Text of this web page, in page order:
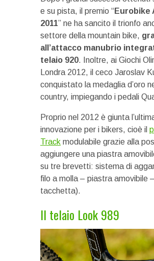
e su pista, il premio “Eurobike
2011” ne ha sancito il trionfo
settore della mountain bike,
all’attacco manubrio
telaio 920. Inoltre, ai Giochi
Londra 2012, il ceco Jaroslav
conquistato la medaglia d’oro
country, impiegando i pedali
Proprio nel 2012 è giunta
innovazione per i bikers, cioè il
Track modulabile grazie alla
aggiungere una piastra
su tre brevetti: sistema di
filo a molla – piastra amovibile –
tacchetta).
Il telaio Look 989